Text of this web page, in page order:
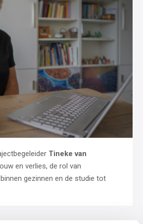
Tineke van
en verlies, de rol van
gezinnen en de studie tot